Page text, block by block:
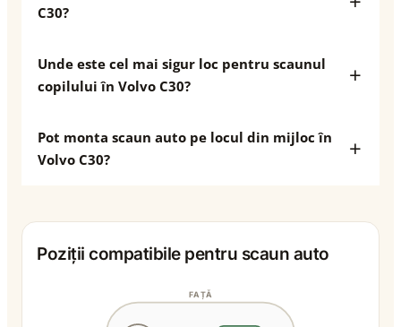
C30?
Unde este cel mai sigur loc pentru scaunul
copilului în Volvo C30?
Pot monta scaun auto pe locul din mijloc în
Volvo C30?
Poziții compatibile pentru scaun auto
FAȚĂ